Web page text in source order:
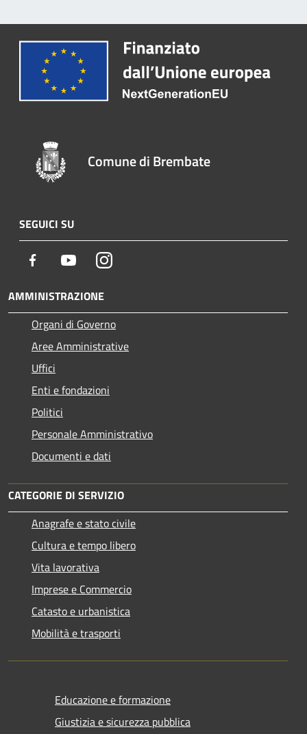
Comune di Brembate
SEGUICI SU
Facebook YoutubeInstagram
AMMINISTRAZIONE
Organi di Governo
Aree Amministrative
Uffici
Enti e fondazioni
Politici
Personale Amministrativo
Documenti e dati
CATEGORIE DI SERVIZIO
Anagrafe e stato civile
Cultura e tempo libero
Vita lavorativa
Imprese e Commercio
Catasto e urbanistica
Mobilità e trasporti
Educazione e formazione
Giustizia e sicurezza pubblica